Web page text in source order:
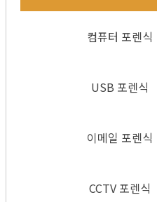
컴퓨터 포렌식
USB 포렌식
이메일 포렌식
CCTV 포렌식